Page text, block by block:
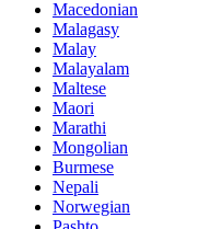
Macedonian
Malagasy
Malay
Malayalam
Maltese
Maori
Marathi
Mongolian
Burmese
Nepali
Norwegian